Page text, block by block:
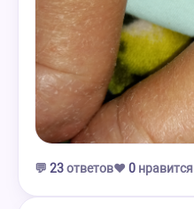
💬 23ответов❤️ 0 нравится